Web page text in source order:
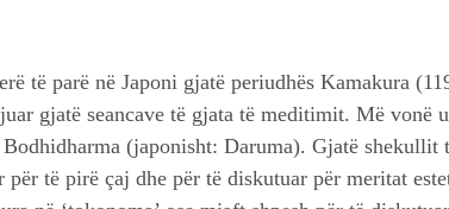
të parë në Japoni gjatë periudhës Kamakura
gjatë seancave të gjata të meditimit. Më vonë
(japonisht: Daruma). Gjatë shekullit
të pirë çaj dhe për të diskutuar për meritat